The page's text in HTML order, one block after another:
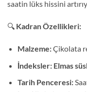
saatin lüks hissini
🔍 Kadran Özellikleri:
Malzeme:Çikolata
İndeksler: Elmas
Tarih Penceresi: